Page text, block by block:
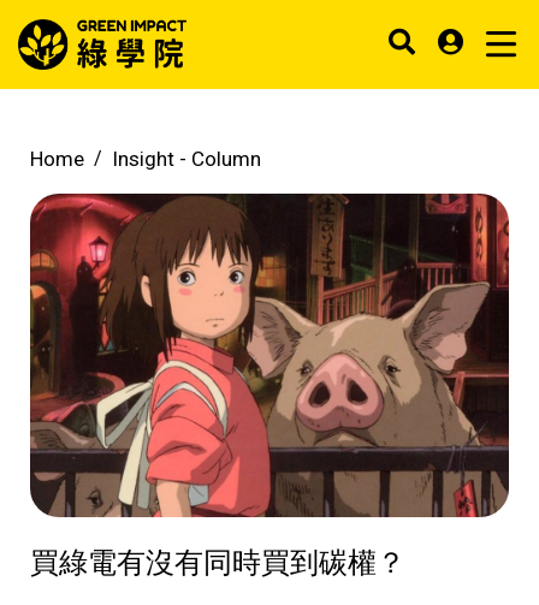
Home Insight - Column
買綠電有沒有同時買到碳權？